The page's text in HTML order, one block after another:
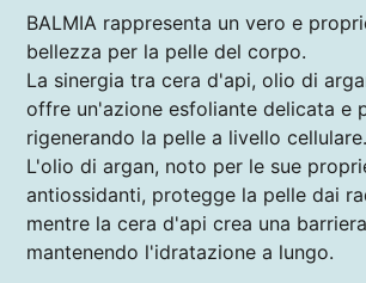
BALMIA rappresenta un vero e
bellezza per la pelle del corpo.
La sinergia tra cera d'api, olio di
offre un'azione esfoliante delicata e
rigenerando la pelle a livello cellulare.
L'olio di argan, noto per le sue
antiossidanti, protegge la pelle dai
mentre la cera d'api crea una
mantenendo l'idratazione a lungo.